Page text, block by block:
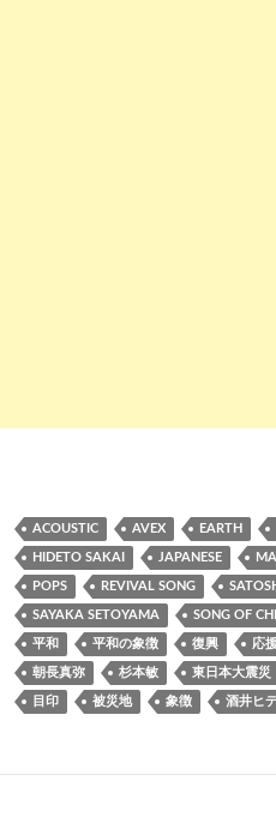
ACOUSTIC AVEX EARTH
HIDETO SAKAI JAPANESE
POPS REVIVAL SONG
SAYAKA SETOYAMA SONG OF
平和 平和の象徴 復興 応
朝長真弥 杉本敏 東日本大震災
目印 被災地 象徴 酒井ヒ